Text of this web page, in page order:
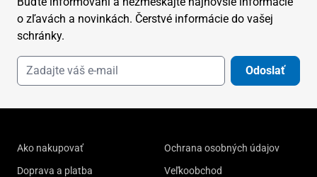
o zľavách a novinkách. Čerstvé informácie do vašej
schránky.
Odoslať
Ako nakupovať
Doprava a platba
Ochrana osobných údajov
Veľkoobchod